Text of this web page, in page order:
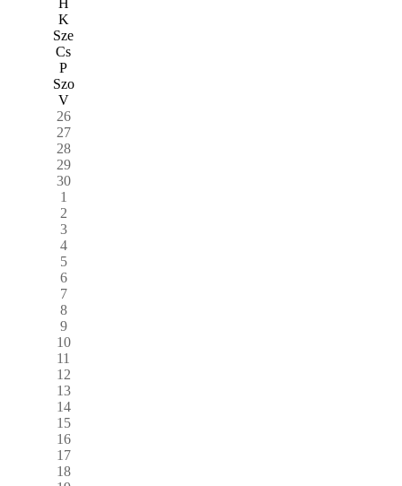
K
Sze
Cs
P
Szo
V
26
27
28
29
30
1
2
3
4
5
6
7
8
9
10
11
12
13
14
15
16
17
18